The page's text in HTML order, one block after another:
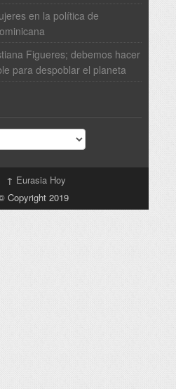
en la política de
Figueres; debemos hacer
para despoblar el planeta
↑ Eurasia Hoy
Copyright 2019